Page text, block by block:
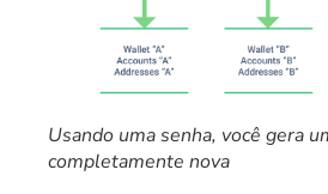
Usando uma senha, você gera
completamente nova